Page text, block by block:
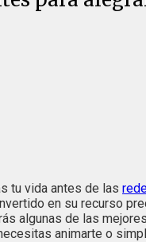
tu vida antes de las
en su recurso
algunas de las
animarte o